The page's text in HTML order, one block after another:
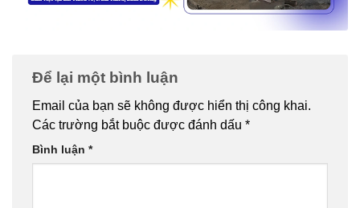
Để lại một bình luận
Email của bạn sẽ không được hiển thị công khai.
Các trường bắt buộc được đánh dấu *
Bình luận *